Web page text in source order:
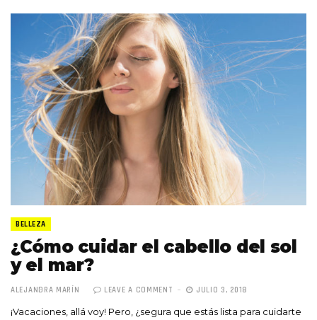
BELLEZA
¿Cómo cuidar el cabello del sol
y el mar?
ALEJANDRA MARÍN LEAVE A COMMENT JULIO 3, 2018
¡Vacaciones, allá voy! Pero, ¿segura que estás lista para cuidarte